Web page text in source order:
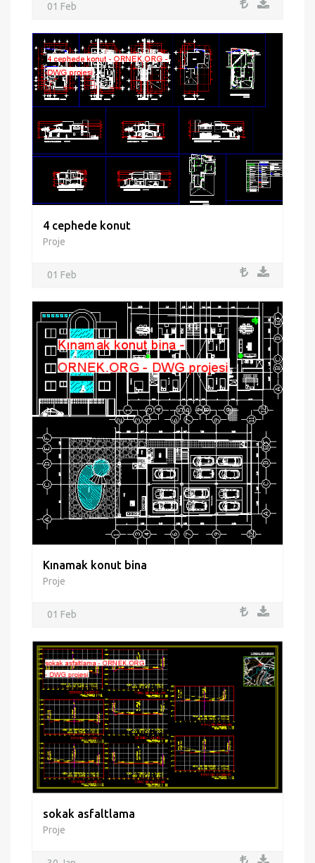
01 Feb
4 cephede konut
Proje
01 Feb
Kınamak konut bina
Proje
01 Feb
sokak asfaltlama
Proje